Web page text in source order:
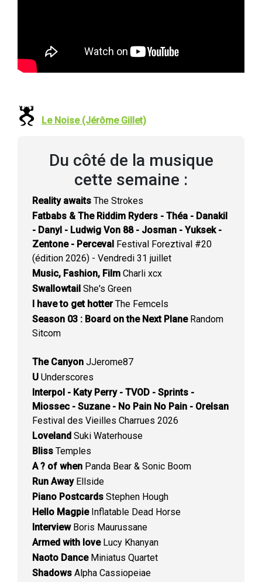
Le Noise (Jérôme Gillet)
Du côté de la musique
cette semaine :
Reality awaits The Strokes
Fatbabs & The Riddim Ryders - Théa - Danakil
- Danyl - Ludwig Von 88 - Josman - Yuksek -
Zentone - Perceval Festival Foreztival #20
(édition 2026) - Vendredi 31 juillet
Music, Fashion, Film Charli xcx
Swallowtail She's Green
I have to get hotterThe Femcels
Season 03 : Board on the Next PlaneRandom
Sitcom
The Canyon JJerome87
U Underscores
Interpol - Katy Perry - TVOD - Sprints -
Miossec - Suzane - No Pain No Pain - Orelsan
Festival des Vieilles Charrues 2026
Loveland Suki Waterhouse
Bliss Temples
A ? of when Panda Bear & Sonic Boom
Run AwayEllside
Piano Postcards Stephen Hough
Hello MagpieInflatable Dead Horse
InterviewBoris Maurussane
Armed with loveLucy Khanyan
Naoto DanceMiniatus Quartet
Shadows Alpha Cassiopeiae